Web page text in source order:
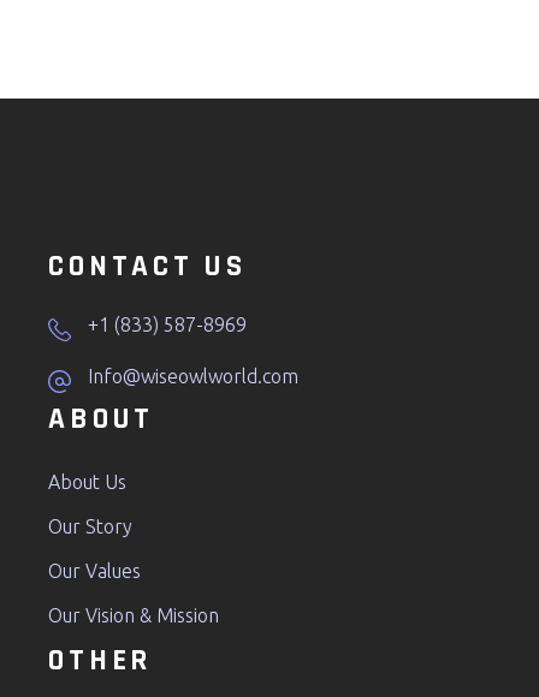
CONTACT US
+1 (833) 587-8969
Info@wiseowlworld.com
ABOUT
About Us
Our Story
Our Values
Our Vision & Mission
OTHER